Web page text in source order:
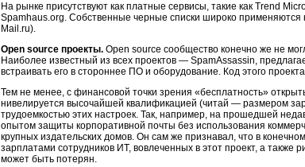
На рынке присутствуют как платные сервисы, такие как Trend
Spamhaus.org. Собственные черные списки широко
Mail.ru).
Open source проекты. Open source сообщество конечно же не
Наиболее известный из всех проектов — SpamAssassin,
встраивать его в стороннее ПО и оборудование. Код этого
Тем не менее, с финансовой точки зрения «бесплатность»
нивелируется высочайшей квалификацией (читай — размером
трудоемкостью этих настроек. Так, например, на прошедшей
опытом защиты корпоративной почты без использования
крупных издательских домов. Он сам же признавал, что в
зарплатами сотрудников ИТ, вовлеченных в этот проект, а также
может быть потерян.